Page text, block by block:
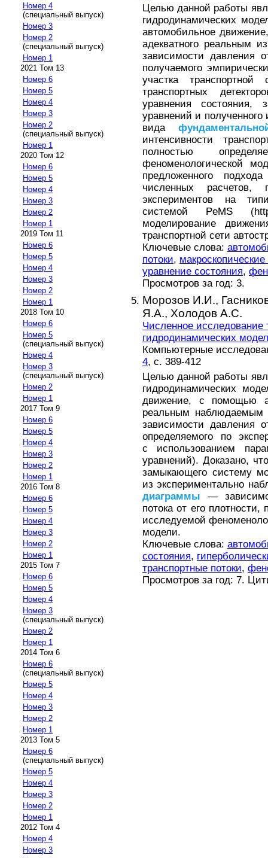
Номер 4
(специальный выпуск)
Номер 3
Номер 2
(специальный выпуск)
Номер 1
2021 Том 13
Номер 6
Номер 5
Номер 4
Номер 3
Номер 2
(специальный выпуск)
Номер 1
2020 Том 12
Номер 6
Номер 5
Номер 4
Номер 3
Номер 2
Номер 1
2019 Том 11
Номер 6
Номер 5
Номер 4
Номер 3
Номер 2
Номер 1
2018 Том 10
Номер 6
Номер 5
(специальный выпуск)
Номер 4
Номер 3
(специальный выпуск)
Номер 2
Номер 1
2017 Том 9
Номер 6
Номер 5
Номер 4
Номер 3
Номер 2
Номер 1
2016 Том 8
Номер 6
Номер 5
Номер 4
Номер 3
Номер 2
Номер 1
2015 Том 7
Номер 6
Номер 5
Номер 4
Номер 3
(специальный выпуск)
Номер 2
Номер 1
2014 Том 6
Номер 6
(специальный выпуск)
Номер 5
Номер 4
Номер 3
Номер 2
Номер 1
2013 Том 5
Номер 6
(специальный выпуск)
Номер 5
Номер 4
Номер 3
Номер 2
Номер 1
2012 Том 4
Номер 4
Номер 3
Целью данной работы
гидродинамических
автомобильное
адекватного реальным
зависимости давления
получаемого
участка
транспортных
уравнения состояния,
уравнений и
вида
интенсивности
полностью
феноменологической
предложенного
численных расчетов,
экспериментов на
системой PeMS
моделирование
транспортной сети
Ключевые слова:
потоки,
уравнение состояния,
Просмотров за год: 3.
Морозов И.И.,
Я.А., Холодов А.С.
Численное исследование
гидродинамических
Компьютерные
4, с. 389-412
Целью данной работы
гидродинамических
движение, с помощью
реальным наблюдаемым
зависимости давления
определяемого по
с использованием
уравнений). Доказано,
замыкающего систему
из экспериментально
диаграммы —
потока от его
исследуемой
модели.
Ключевые слова:
состояния,
транспортные потоки,
Просмотров за год: 7.